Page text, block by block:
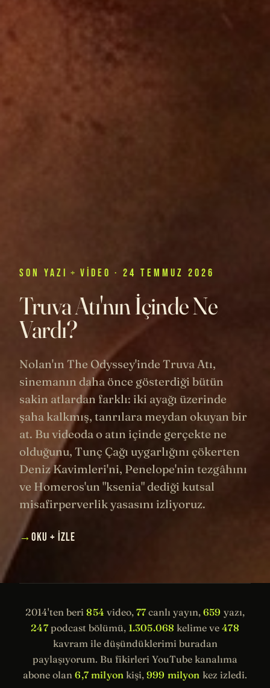
SON YAZI + VIDEO · 24 TEMMUZ 2026
Truva Atı'nın İçinde Ne
Vardı?
Nolan'ın The Odyssey'inde Truva Atı,
sinemanın daha önce gösterdiği bütün
sakin atlardan farklı: iki ayağı üzerinde
şaha kalkmış, tanrılara meydan okuyan bir
at. Bu videoda o atın içinde gerçekte ne
olduğunu, Tunç Çağı uygarlığını çökerten
Deniz Kavimleri'ni, Penelope'nin tezgâhını
ve Homeros'un "ksenia" dediği kutsal
misafirperverlik yasasını izliyoruz.
→ OKU + İZLE
2014'ten beri854 video, 77canlı yayın,659 yazı,
247podcast bölümü, 1.305.068 kelime ve478
kavram ile düşündüklerimi buradan
paylaşıyorum. Bu fikirleri YouTube kanalıma
abone olan6,7 milyon kişi, 999 milyon kez izledi.